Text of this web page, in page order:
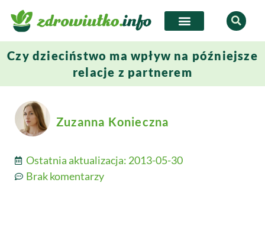
Czy dzieciństwo ma wpływ na późniejsze
relacje z partnerem
Zuzanna Konieczna
Ostatnia aktualizacja: 2013-05-30
Brak komentarzy